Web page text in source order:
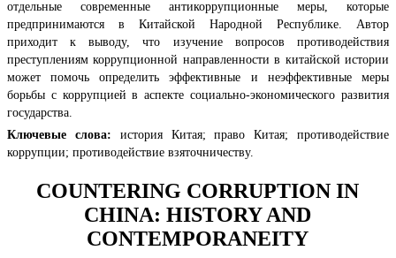
отдельные современные антикоррупционные меры, которые
предпринимаются в Китайской Народной Республике. Автор
приходит к выводу, что изучение вопросов противодействия
преступлениям коррупционной направленности в китайской истории
может помочь определить эффективные и неэффективные меры
борьбы с коррупцией в аспекте социально-экономического развития
государства.
Ключевые слова: история Китая; право Китая; противодействие
коррупции; противодействие взяточничеству.
COUNTERING CORRUPTION IN
CHINA: HISTORY AND
CONTEMPORANEITY